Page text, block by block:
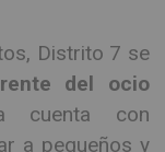
Distrito 7 se
del ocio
cuenta con
a pequeños y